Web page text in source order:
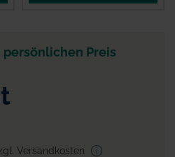
Preis
Versandkosten